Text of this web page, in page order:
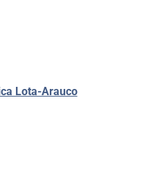
Lota-Arauco